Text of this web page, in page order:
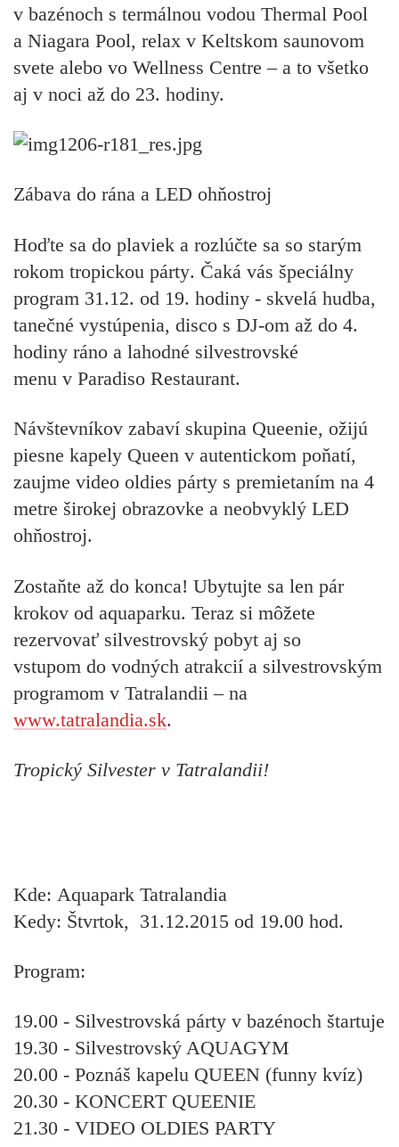
v bazénoch s termálnou vodou Thermal Pool
a Niagara Pool, relax v Keltskom saunovom
svete alebo vo Wellness Centre – a to všetko
aj v noci až do 23. hodiny.
Zábava do rána a LED ohňostroj
Hoďte sa do plaviek a rozlúčte sa so starým
rokom tropickou párty. Čaká vás špeciálny
program 31.12. od 19. hodiny - skvelá hudba,
tanečné vystúpenia, disco s DJ-om až do 4.
hodiny ráno a lahodné silvestrovské
menu v Paradiso Restaurant.
Návštevníkov zabaví skupina Queenie, ožijú
piesne kapely Queen v autentickom poňatí,
zaujme video oldies párty s premietaním na 4
metre širokej obrazovke a neobvyklý LED
ohňostroj.
Zostaňte až do konca! Ubytujte sa len pár
krokov od aquaparku. Teraz si môžete
rezervovať silvestrovský pobyt aj so
vstupom do vodných atrakcií a silvestrovským
programom v Tatralandii – na
www.tatralandia.sk.
Tropický Silvester v Tatralandii!
Kde: Aquapark Tatralandia
Kedy: Štvrtok, 31.12.2015 od 19.00 hod.
Program:
19.00 - Silvestrovská párty v bazénoch štartuje
19.30 - Silvestrovský AQUAGYM
20.00 - Poznáš kapelu QUEEN (funny kvíz)
20.30 - KONCERT QUEENIE
21.30 - VIDEO OLDIES PARTY